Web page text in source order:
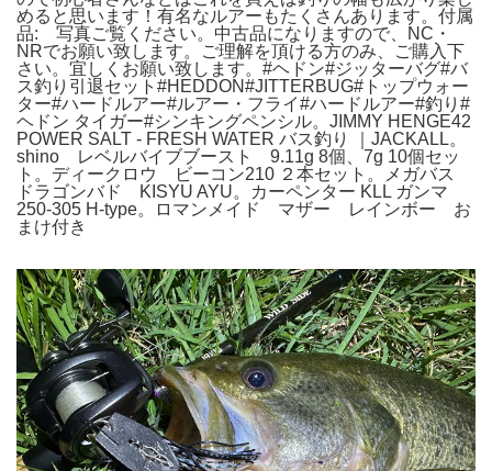
めると思います！有名なルアーもたくさんあります。付属
品: 写真ご覧ください。中古品になりますので、NC・
NRでお願い致します。ご理解を頂ける方のみ、ご購入下
さい。宜しくお願い致します。#ヘドン#ジッターバグ#バ
ス釣り引退セット#HEDDON#JITTERBUG#トップウォー
ター#ハードルアー#ルアー・フライ#ハードルアー#釣り#
ヘドン タイガー#シンキングペンシル。JIMMY HENGE42
POWER SALT - FRESH WATER バス釣り ｜JACKALL。
shino レベルバイブブースト 9.11g 8個、7g 10個セッ
ト。ディークロウ ビーコン210 ２本セット。メガバス
ドラゴンバド KISYU AYU。カーペンター KLL ガンマ
250-305 H-type。ロマンメイド マザー レインボー お
まけ付き